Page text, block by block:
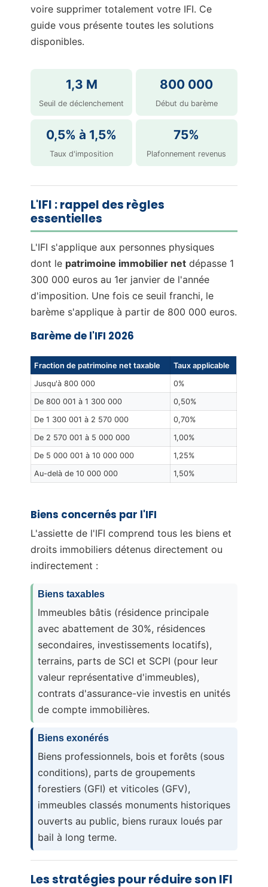
voire supprimer totalement votre IFI. Ce
guide vous présente toutes les solutions
disponibles.
1,3 M
Seuil de déclenchement
800 000
Début du barème
0,5% à 1,5%
Taux d'imposition
75%
Plafonnement revenus
L'IFI : rappel des règles
essentielles
L'IFI s'applique aux personnes physiques
dont le patrimoine immobilier net dépasse 1
300 000 euros au 1er janvier de l'année
d'imposition. Une fois ce seuil franchi, le
barème s'applique à partir de 800 000 euros.
Barème de l'IFI 2026
Fraction de patrimoine net taxable
Taux applicable
Jusqu'à 800 000
0%
De 800 001 à 1 300 000
0,50%
De 1 300 001 à 2 570 000
0,70%
De 2 570 001 à 5 000 000
1,00%
De 5 000 001 à 10 000 000
1,25%
Au-delà de 10 000 000
1,50%
Biens concernés par l'IFI
L'assiette de l'IFI comprend tous les biens et
droits immobiliers détenus directement ou
indirectement :
Biens taxables
Immeubles bâtis (résidence principale
avec abattement de 30%, résidences
secondaires, investissements locatifs),
terrains, parts de SCI et SCPI (pour leur
valeur représentative d'immeubles),
contrats d'assurance-vie investis en unités
de compte immobilières.
Biens exonérés
Biens professionnels, bois et forêts (sous
conditions), parts de groupements
forestiers (GFI) et viticoles (GFV),
immeubles classés monuments historiques
ouverts au public, biens ruraux loués par
bail à long terme.
Les stratégies pour réduire son IFI